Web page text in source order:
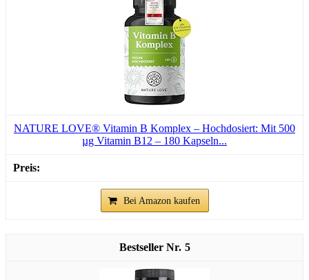
NATURE LOVE® Vitamin B Komplex – Hochdosiert: Mit 500
µg Vitamin B12 – 180 Kapseln...
Bei Amazon kaufen
5